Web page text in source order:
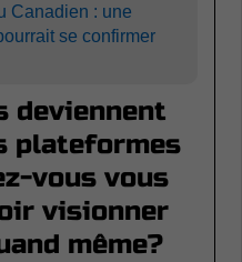
Canadien : une
se confirmer
deviennent
plateformes
vous vous
visionner
même?